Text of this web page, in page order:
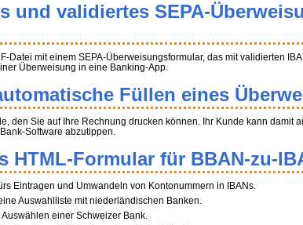
und validiertes SEPA-
Datei mit einem SEPA-Überweisungsformular, das mit validierten
Überweisung in eine Banking-App.
Füllen eines
den Sie auf Ihre Rechnung drucken können. Ihr Kunde kann damit
Software abzutippen.
HTML-Formular für BBAN-zu-
Eintragen und Umwandeln von Kontonummern in IBANs.
Auswahlliste mit niederländischen Banken.
einer Schweizer Bank.